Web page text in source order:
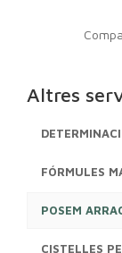
Altres
FÓRMULES
POSEM
CISTELLES